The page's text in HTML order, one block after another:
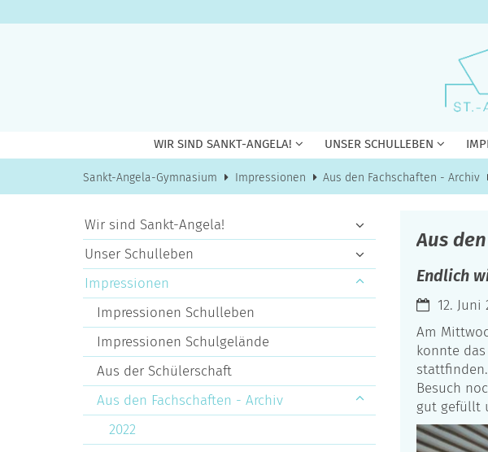
WIR SIND SANKT-ANGELA! UNSER SCHULLEBEN
Sankt-Angela-Gymnasium Impressionen Aus den Fachschaften - Archiv
Aus
Endlich
12. Juni
Am
konnte
Besuch
gut gefüllt
Wir sind Sankt-Angela!
Unser Schulleben
Impressionen
Impressionen Schulleben
Impressionen Schulgelände
Aus der Schülerschaft
Aus den Fachschaften - Archiv
2022